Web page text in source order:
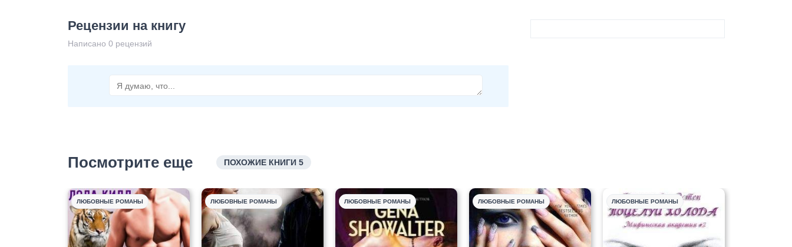
Рецензии на книгу
Написано 0 рецензий
Посмотрите еще ПОХОЖИЕ КНИГИ 5
ЛЮБОВНЫЕ РОМАНЫ ЛЮБОВНЫЕ РОМАНЫ ЛЮБОВНЫЕ РОМАНЫ ЛЮБОВНЫЕ РОМАНЫ ЛЮБОВНЫЕ РОМАНЫ